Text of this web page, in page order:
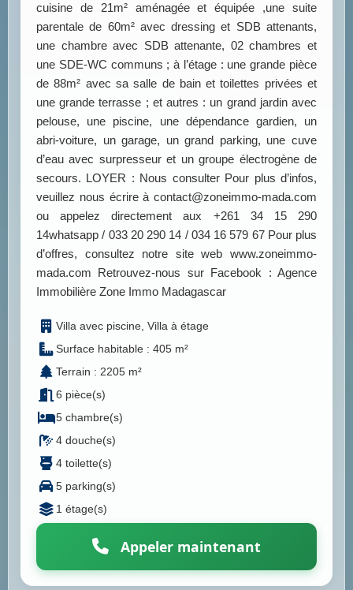
cuisine de 21m² aménagée et équipée ,une suite
parentale de 60m² avec dressing et SDB attenants,
une chambre avec SDB attenante, 02 chambres et
une SDE-WC communs ; à l’étage : une grande pièce
de 88m² avec sa salle de bain et toilettes privées et
une grande terrasse ; et autres : un grand jardin avec
pelouse, une piscine, une dépendance gardien, un
abri-voiture, un garage, un grand parking, une cuve
d’eau avec surpresseur et un groupe électrogène de
secours. LOYER : Nous consulter Pour plus d’infos,
veuillez nous écrire à contact@zoneimmo-mada.com
ou appelez directement aux +261 34 15 290
14whatsapp / 033 20 290 14 / 034 16 579 67 Pour plus
d’offres, consultez notre site web www.zoneimmo-
mada.com Retrouvez-nous sur Facebook : Agence
Immobilière Zone Immo Madagascar
Villa avec piscine, Villa à étage
Surface habitable : 405 m²
Terrain : 2205 m²
6 pièce(s)
5 chambre(s)
4 douche(s)
4 toilette(s)
5 parking(s)
1 étage(s)
Appeler maintenant